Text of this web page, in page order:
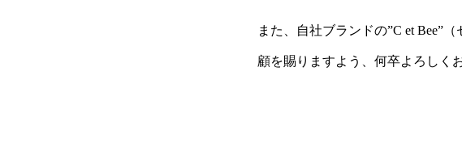
また、自社ブランドの”C et Bee”
顧を賜りますよう、何卒よろしく